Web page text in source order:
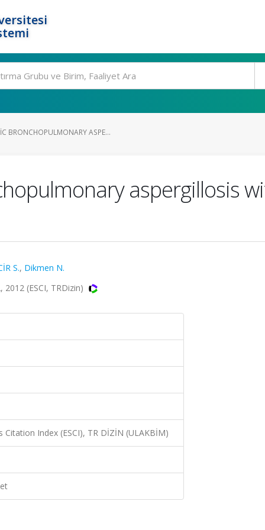
BRONCHOPULMONARY ASPE...
aspergillosis
S., Dikmen N.
2012 (ESCI, TRDizin)
Citation Index (ESCI), TR DİZİN (ULAKBİM)